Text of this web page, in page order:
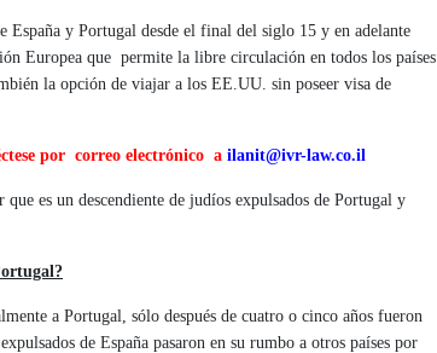
y Portugal desde el final del siglo 15 y en adelante
Europea que permite la libre circulación en todos los países
la opción de viajar a los EE.UU. sin poseer visa de
por correo electrónico a ilanit@ivr-law.co.il
es un descendiente de judíos expulsados ​​de Portugal y
a Portugal, sólo después de cuatro o cinco años fueron
de España pasaron en su rumbo a otros países por